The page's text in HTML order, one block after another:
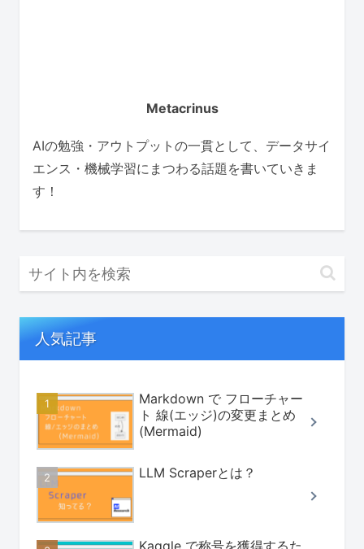
Metacrinus
AIの勉強・アウトプットの一貫として、データサイ
エンス・機械学習にまつわる話題を書いていきま
す！
人気記事
Markdown で フローチャー
ト 線(エッジ)の変更まとめ
(Mermaid)
LLM Scraperとは？